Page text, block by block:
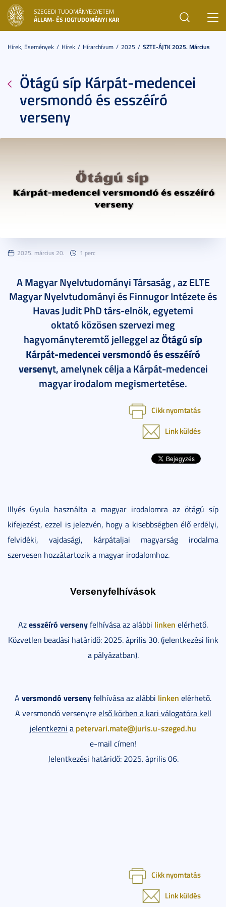
SZEGEDI TUDOMÁNYEGYETEM
ÁLLAM- ÉS JOGTUDOMÁNYI KAR
Hírek, Események Hírek Hírarchívum 2025 SZTE-ÁJTK 2025. Március
Ötágú síp Kárpát-medencei
versmondó és esszéíró
verseny
2025. március 20. 1 perc
A Magyar Nyelvtudományi Társaság , az ELTE
Magyar Nyelvtudományi és Finnugor Intézete és
Havas Judit PhD társ-elnök, egyetemi
oktató közösen szervezi meg
hagyományteremtő jelleggel azÖtágú síp
Kárpát-medencei versmondó ésesszéíró
versenyt, amelynek célja a Kárpát-medencei
magyar irodalom megismertetése.
Cikk nyomtatás
Link küldés
Illyés Gyula használta a magyar irodalomra az ötágú síp
kifejezést, ezzel is jelezvén, hogy a kisebbségben élő erdélyi,
felvidéki, vajdasági, kárpátaljai magyarság irodalma
szervesen hozzátartozik a magyar irodalomhoz.
Versenyfelhívások
Azesszéíró versenyfelhívása az alábbi linken elérhető.
Közvetlen beadási határidő: 2025. április 30. (jelentkezési link
a pályázatban).
A versmondó versenyfelhívása az alábbi linken elérhető.
A versmondó versenyreelső körben a kari válogatóra kell
jelentkezni a petervari.mate@juris.u-szeged.hu
e-mail címen!
Jelentkezési határidő: 2025. április 06.
Cikk nyomtatás
Link küldés